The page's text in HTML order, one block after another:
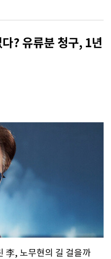
? 유류분 청구, 1년
李, 노무현의 길 걸을까